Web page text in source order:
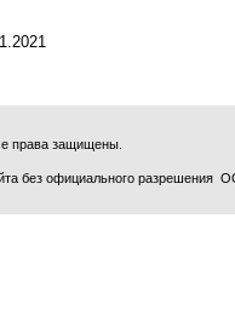
права защищены.
без официального разрешения